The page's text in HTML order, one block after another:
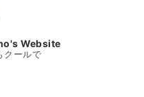
Website
クールで